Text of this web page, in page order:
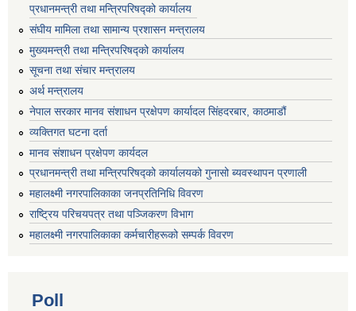
प्रधानमन्त्री तथा मन्त्रिपरिषद्को कार्यालय
संघीय मामिला तथा सामान्य प्रशासन मन्त्रालय
मुख्यमन्त्री तथा मन्त्रिपरिषद्को कार्यालय
सूचना तथा संचार मन्त्रालय
अर्थ मन्त्रालय
नेपाल सरकार मानव संशाधन प्रक्षेपण कार्यादल सिंहदरबार, काठमाडौं
व्यक्तिगत घटना दर्ता
मानव संशाधन प्रक्षेपण कार्यदल
प्रधानमन्त्री तथा मन्त्रिपरिषद्को कार्यालयको गुनासो ब्यवस्थापन प्रणाली
महालक्ष्मी नगरपालिकाका जनप्रतिनिधि विवरण
राष्ट्रिय परिचयपत्र तथा पञ्जिकरण विभाग
महालक्ष्मी नगरपालिकाका कर्मचारीहरूको सम्पर्क विवरण
Poll